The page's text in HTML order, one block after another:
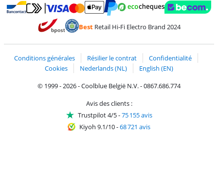
Payer avec Bancontact
Payer avec MasterCard et Visa via ClickToPay
Payer avec PayPal
BestRetail Hi-Fi Electro Brand 2024
Conditions générales Résilier le contrat
Confidentialité
Cookies
Nederlands (NL)
English (EN)
© 1999 - 2026 - Coolblue België N.V. - 0867.686.774
Avis des clients :
Trustpilot 4/5-75 155 avis
Kiyoh 9.1/10-68 721 avis